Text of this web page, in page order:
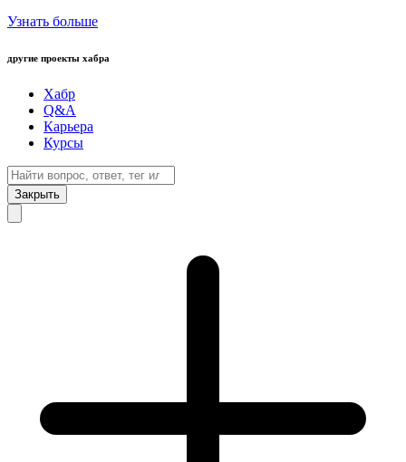
Узнать больше
другие проекты хабра
Хабр
Q&A
Карьера
Курсы
Закрыть